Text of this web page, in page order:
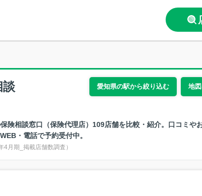
談
愛知県の駅から絞り込む 地
険相談窓口（保険代理店）109店舗を比較・紹介。口コミや
・電話で予約受付中。
月期_掲載店舗数調査）
名古屋市東区(2) 名古屋市北区(2) 名古屋市西区
名古屋市中区(7)
名古屋市昭和区
(1)
名古屋市熱田
(2)
名古屋市南区(3)
名古屋市守山
名古屋市天白区
(3)